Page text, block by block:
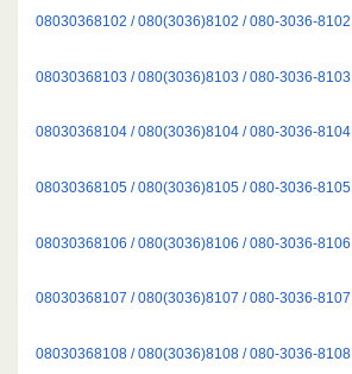
08030368102 / 080(3036)8102 / 080-3036-8102
08030368103 / 080(3036)8103 / 080-3036-8103
08030368104 / 080(3036)8104 / 080-3036-8104
08030368105 / 080(3036)8105 / 080-3036-8105
08030368106 / 080(3036)8106 / 080-3036-8106
08030368107 / 080(3036)8107 / 080-3036-8107
08030368108 / 080(3036)8108 / 080-3036-8108